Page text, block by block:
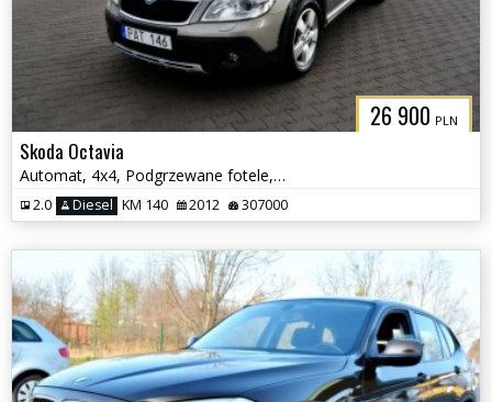
26 900 PLN
Skoda Octavia
Automat, 4x4, Podgrzewane fotele, Serwisowany,Scout
2.0 Diesel KM 140 2012 307000